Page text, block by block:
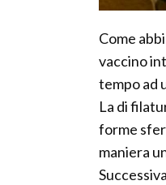
Come
vaccino
tempo ad
La di
forme
maniera